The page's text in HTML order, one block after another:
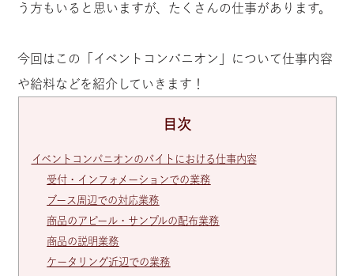
う方もいると思いますが、たくさんの仕事があります。
今回はこの「イベントコンパニオン」について仕事内容
や給料などを紹介していきます！
目次
イベントコンパニオンのバイトにおける仕事内容
受付・インフォメーションでの業務
ブース周辺での対応業務
商品のアピール・サンプルの配布業務
商品の説明業務
ケータリング近辺での業務